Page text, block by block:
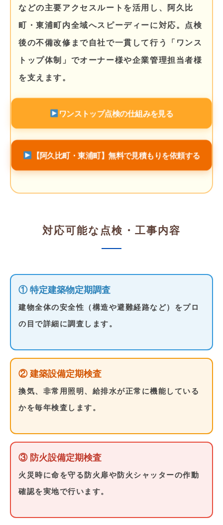
などの主要アクセスルートを活用し、阿久比
町・東浦町内全域へスピーディーに対応。点検
後の不備改修まで自社で一貫して行う「ワンス
トップ体制」でオーナー様や企業管理担当者様
を支えます。
ワンストップ点検の仕組みを見る
【阿久比町・東浦町】無料で見積もりを依頼する
対応可能な点検・工事内容
① 特定建築物定期調査
建物全体の安全性（構造や避難経路など）をプロ
の目で詳細に調査します。
② 建築設備定期検査
換気、非常用照明、給排水が正常に機能している
かを毎年検査します。
③ 防火設備定期検査
火災時に命を守る防火扉や防火シャッターの作動
確認を実地で行います。